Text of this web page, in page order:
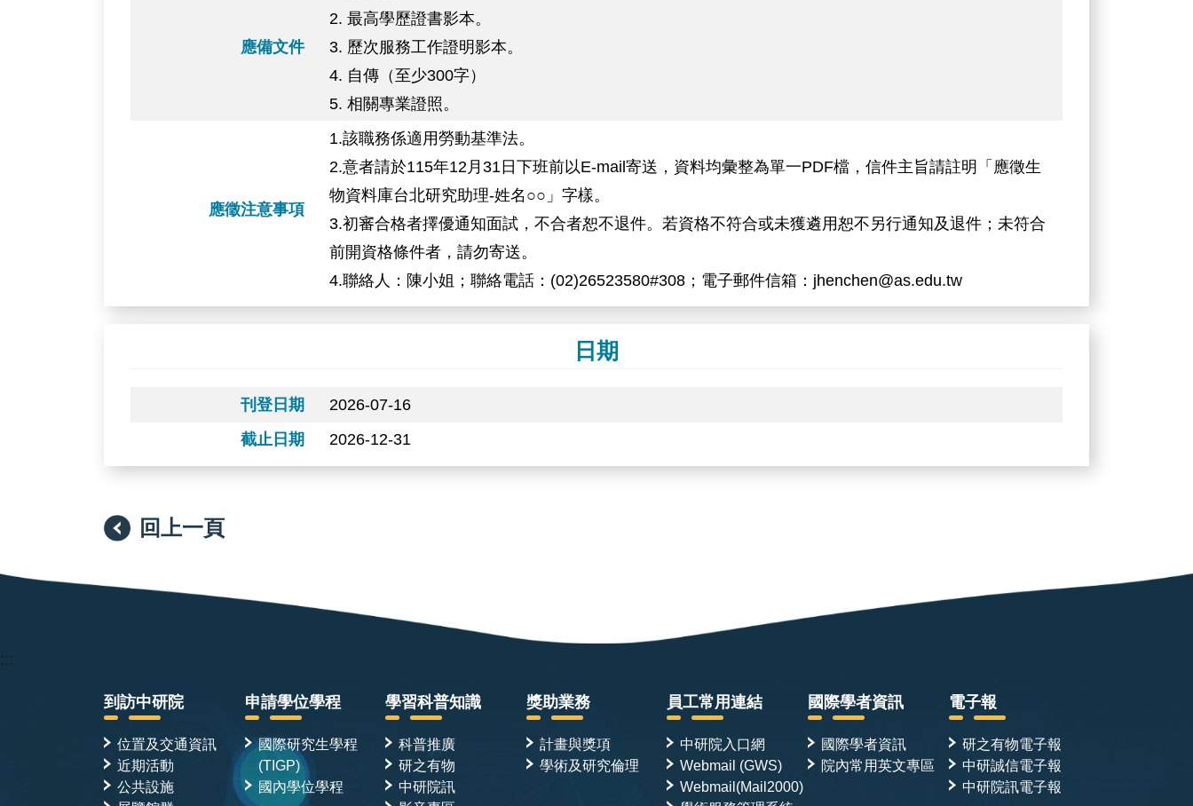
應備文件
2. 最高學歷證書影本。
3. 歷次服務工作證明影本。
4. 自傳（至少300字）
5. 相關專業證照。
應徵注意事項
1.該職務係適用勞動基準法。
2.意者請於115年12月31日下班前以E-mail寄送，資料均彙整為單一PDF檔，信件主旨請註明「應徵生
物資料庫台北研究助理-姓名○○」字樣。
3.初審合格者擇優通知面試，不合者恕不退件。若資格不符合或未獲遴用恕不另行通知及退件；未符合
前開資格條件者，請勿寄送。
4.聯絡人：陳小姐；聯絡電話：(02)26523580#308；電子郵件信箱：jhenchen@as.edu.tw
日期
刊登日期
2026-07-16
截止日期
2026-12-31
回上一頁
:::
到訪中研院
位置及交通資訊
近期活動
公共設施
申請學位學程
國際研究生學程
(TIGP)
國內學位學程
學習科普知識
科普推廣
研之有物
中研院訊
獎助業務
計畫與獎項
學術及研究倫理
員工常用連結
中研院入口網
Webmail (GWS)
Webmail(Mail2000)
國際學者資訊
國際學者資訊
院內常用英文專區
電子報
研之有物電子報
中研誠信電子報
中研院訊電子報